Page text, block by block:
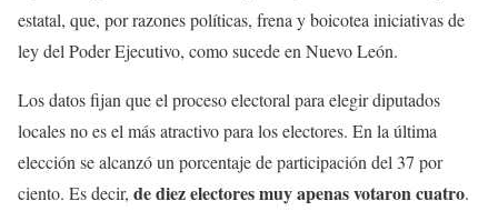
estatal, que, por razones políticas, frena y boicotea iniciativas de
ley del Poder Ejecutivo, como sucede en Nuevo León.
Los datos fijan que el proceso electoral para elegir diputados
locales no es el más atractivo para los electores. En la última
elección se alcanzó un porcentaje de participación del 37 por
ciento. Es decir, de diez electores muy apenas votaron cuatro.